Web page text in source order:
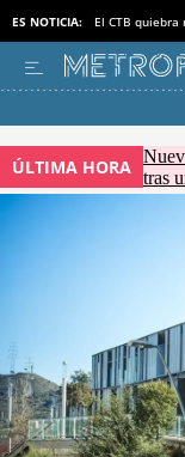
ES NOTICIA: El CTB
ÚLTIMA HORA tras